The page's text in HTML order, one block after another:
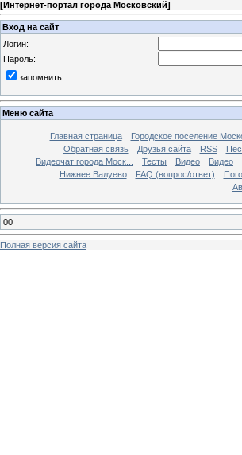
[Интернет-портал города Московский]
Вход на сайт
Логин:
Пароль:
запомнить
Меню сайта
Главная страница Городское поселение
Обратная связь
Друзья сайта RSS
Видеочат города Моск...
Тесты Видео Видео
Нижнее Валуево
FAQ (вопрос/ответ)
00
Полная версия сайта